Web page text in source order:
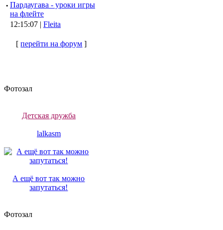
· Пардаугава - уроки игры
на флейте
12:15:07 | Fleita
[перейти на форум ]
Фотозал
Детская дружба
lalkasm
А ещё вот так можно
запутаться!
Фотозал